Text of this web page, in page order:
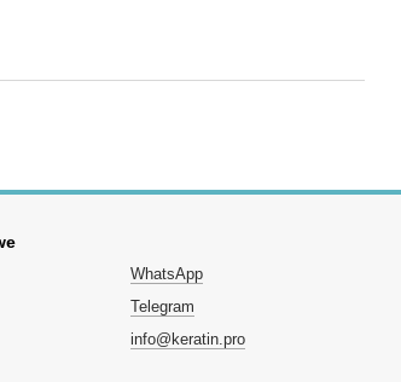
WhatsApp
Telegram
info@keratin.pro